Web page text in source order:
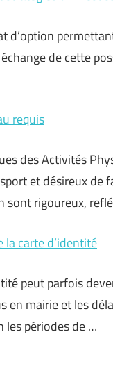
d’option
de cette
requis
des Activités
et désireux de
sont rigoureux,
carte d’identité
peut parfois
en mairie et les
les périodes de …